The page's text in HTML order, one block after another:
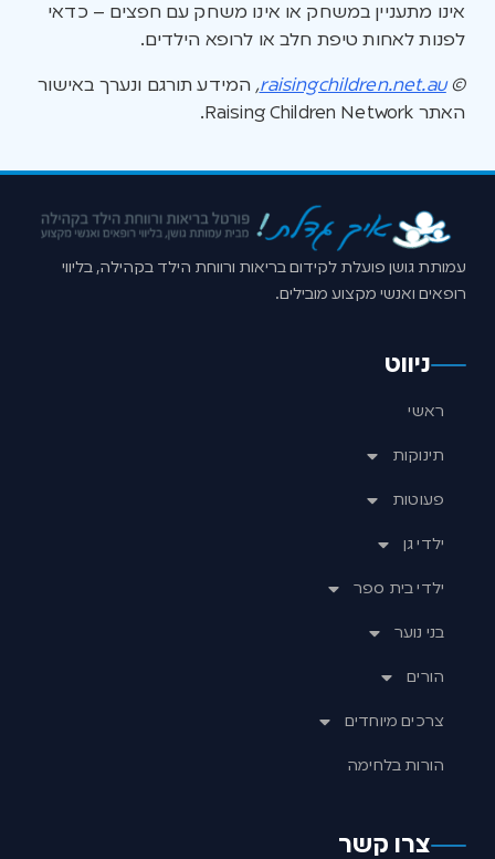
אינו מתעניין במשחק או אינו משחק עם חפצים – כדאי
לפנות לאחות טיפת חלב או לרופא הילדים.
©
raisingchildren.net.au
, המידע תורגם ונערך באישור
האתר Raising Children Network.
עמותת גושן פועלת לקידום בריאות ורווחת הילד בקהילה, בליווי
רופאים ואנשי מקצוע מובילים.
ניווט
ראשי
תינוקות
פעוטות
ילדי גן
ילדי בית ספר
בני נוער
הורים
צרכים מיוחדים
הורות בלחימה
צרו קשר